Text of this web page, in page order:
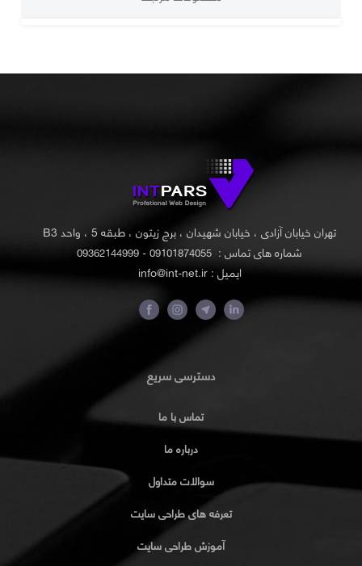
تهران خیابان آزادی ، خیابان شهیدان ، برج زیتون ، طبقه 5 ، واحد B3
شماره های تماس :
ایمیل : info@int-net.ir
دسترسی سریع
تماس با ما
درباره ما
سوالات متداول
تعرفه های طراحی سایت
آموزش طراحی سایت